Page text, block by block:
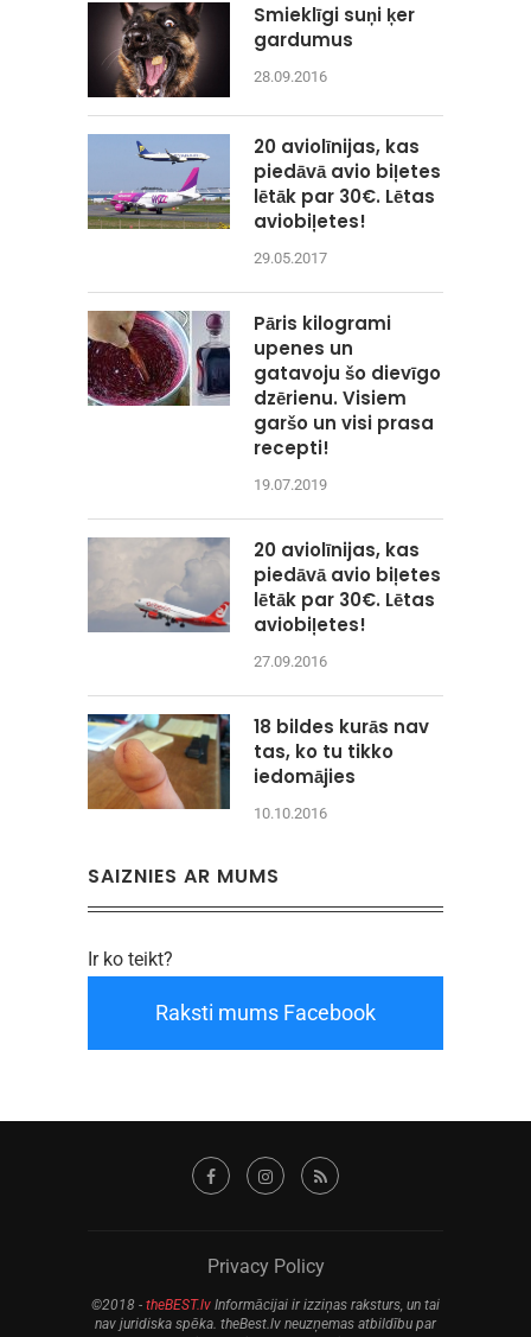
Smieklīgi suņi ķer
gardumus
28.09.2016
20 aviolīnijas, kas
piedāvā avio biļetes
lētāk par 30€. Lētas
aviobiļetes!
29.05.2017
Pāris kilogrami
upenes un
gatavoju šo dievīgo
dzērienu. Visiem
garšo un visi prasa
recepti!
19.07.2019
20 aviolīnijas, kas
piedāvā avio biļetes
lētāk par 30€. Lētas
aviobiļetes!
27.09.2016
18 bildes kurās nav
tas, ko tu tikko
iedomājies
10.10.2016
SAIZNIES AR MUMS
Ir ko teikt?
Raksti mums Facebook
Privacy Policy
©2018 - theBEST.lv Informācijai ir izziņas raksturs, un tai
nav juridiska spēka. theBest.lv neuzņemas atbildību par